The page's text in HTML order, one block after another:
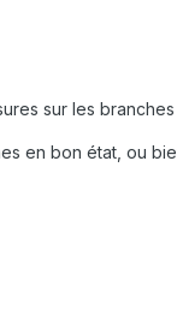
sur les branches
en bon état, ou